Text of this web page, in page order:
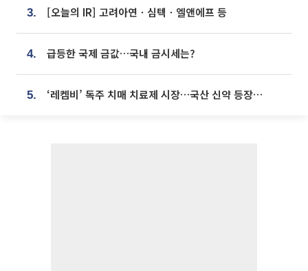
3. [오늘의 IR] 고려아연ㆍ심텍ㆍ엘앤에프 등
4. 급등한 국제 금값…국내 금시세는?
5. ‘레켐비’ 독주 치매 치료제 시장…국산 신약 등장하나